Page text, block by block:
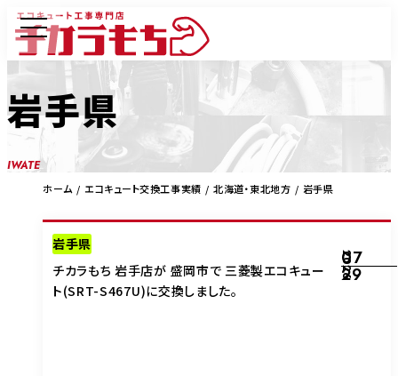
岩手県
IWATE
ホーム エコキュート交換工事実績 北海道・東北地方 岩手県
岩手県
チカラもち 岩手店が 盛岡市で 三菱製エコキュー
ト(SRT-S467U)に交換しました。
2026
07
29